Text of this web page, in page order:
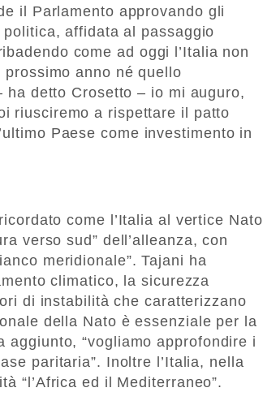
il Parlamento approvando gli
affidata al passaggio
come ad oggi l’Italia non
anno né quello
detto Crosetto – io mi auguro,
riusciremo a rispettare il patto
Paese come investimento in
come l’Italia al vertice Nato
verso sud” dell’alleanza, con
meridionale”. Tajani ha
climatico, la sicurezza
di instabilità che caratterizzano
della Nato è essenziale per la
aggiunto, “vogliamo approfondire i
paritaria”. Inoltre l’Italia, nella
“l’Africa ed il Mediterraneo”.